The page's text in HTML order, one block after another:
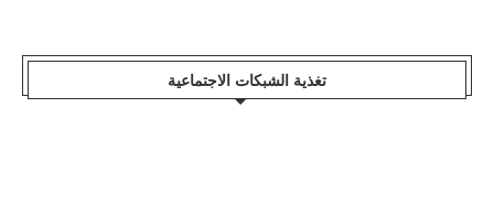
تغذية الشبكات الاجتماعية